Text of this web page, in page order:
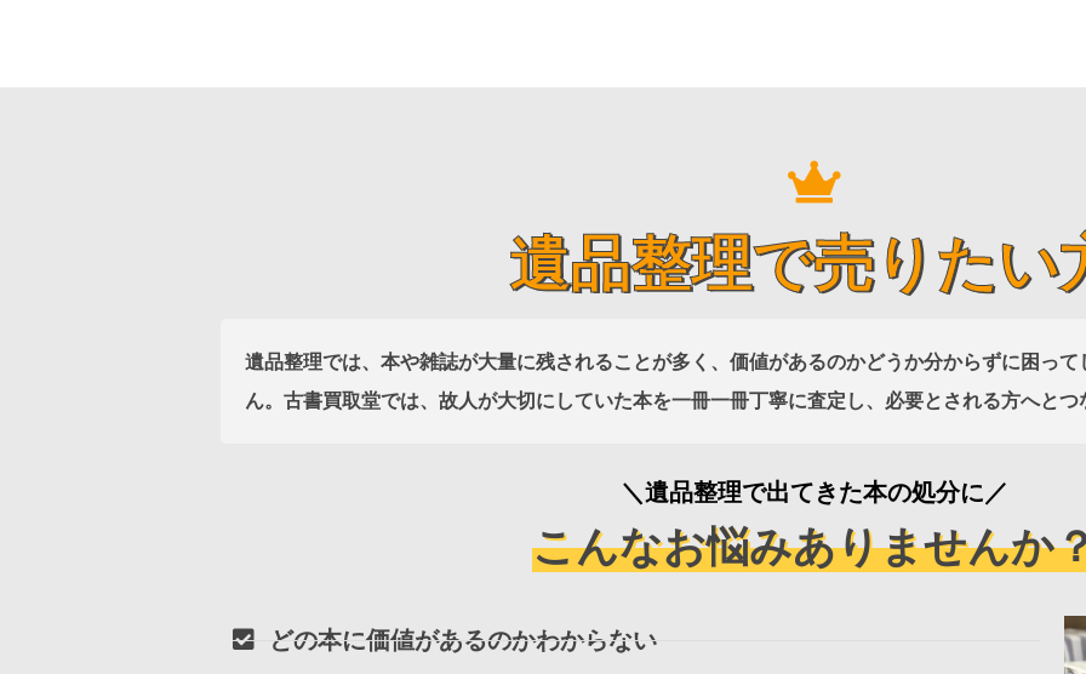
遺品整理で売りたい
遺品整理では、本や雑誌が大量に残されることが多く、価値があるのかどうか分からずに困っ
ん。古書買取堂では、故人が大切にしていた本を一冊一冊丁寧に査定し、必要とされる方へと
＼遺品整理で出てきた本の処分に／
こんなお悩みありませんか
どの本に価値があるのかわからない